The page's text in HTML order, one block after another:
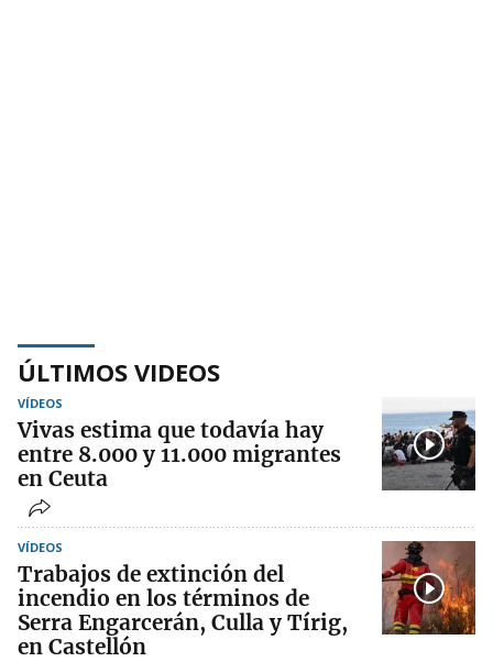
ÚLTIMOS VIDEOS
VÍDEOS
Vivas estima que todavía hay
entre 8.000 y 11.000 migrantes
en Ceuta
VÍDEOS
Trabajos de extinción del
incendio en los términos de
Serra Engarcerán, Culla y Tírig,
en Castellón